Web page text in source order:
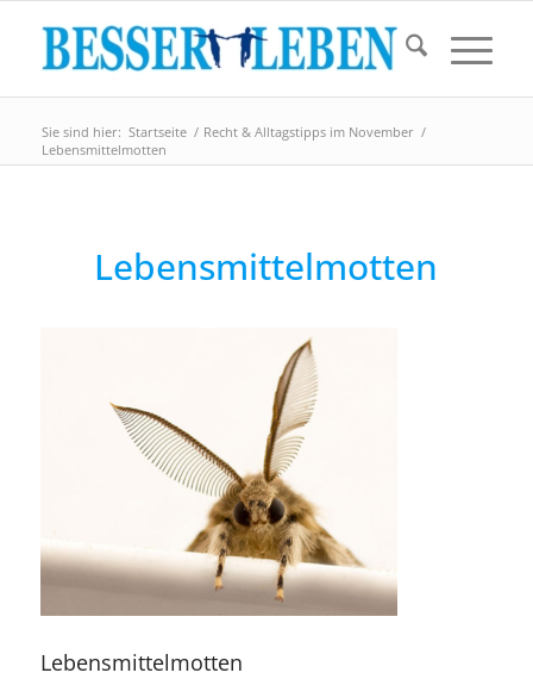
Sie sind hier: Startseite / Recht & Alltagstipps im November /
Lebensmittelmotten
Lebensmittelmotten
Lebensmittelmotten